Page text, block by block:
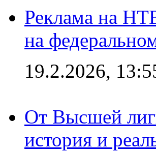
Реклама на
на
19.2.2026,
От Высшей
история и